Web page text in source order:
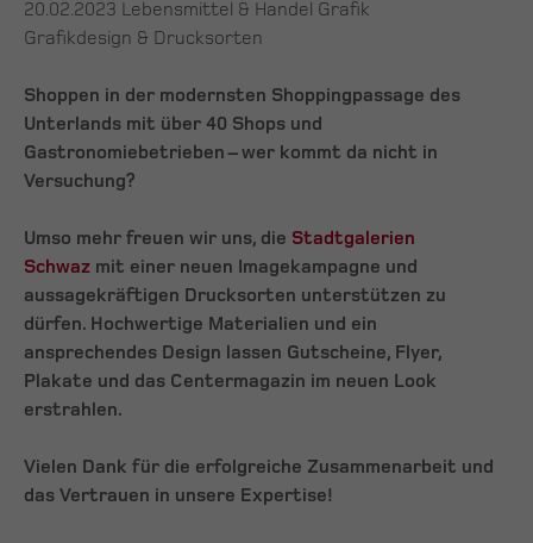
20.02.2023 Lebensmittel & Handel Grafik
Grafikdesign & Drucksorten
Shoppen in der modernsten Shoppingpassage des
Unterlands mit über 40 Shops und
Gastronomiebetrieben – wer kommt da nicht in
Versuchung?
Umso mehr freuen wir uns, die Stadtgalerien
Schwaz mit einer neuen Imagekampagne und
aussagekräftigen Drucksorten unterstützen zu
dürfen. Hochwertige Materialien und ein
ansprechendes Design lassen Gutscheine, Flyer,
Plakate und das Centermagazin im neuen Look
erstrahlen.
Vielen Dank für die erfolgreiche Zusammenarbeit und
das Vertrauen in unsere Expertise!